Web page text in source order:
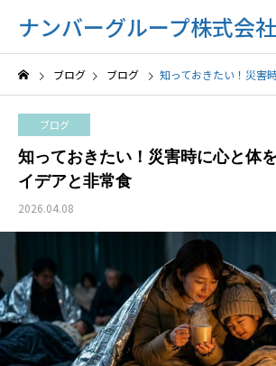
ナンバーグループ株式会社
ブログ ブログ 知っておきたい！災害時に心と体
ブログ
知っておきたい！災害時に心と体
イデアと非常食
2026.04.08